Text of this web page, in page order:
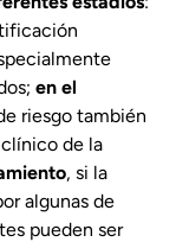
en el
riesgo también
de la
, si la
algunas de
pueden ser